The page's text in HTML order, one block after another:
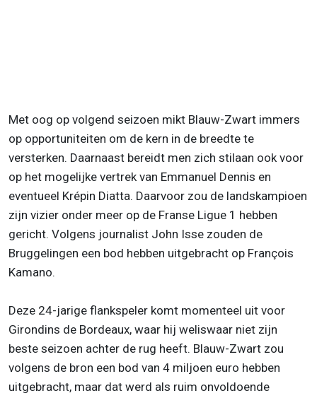
Met oog op volgend seizoen mikt Blauw-Zwart immers
op opportuniteiten om de kern in de breedte te
versterken. Daarnaast bereidt men zich stilaan ook voor
op het mogelijke vertrek van Emmanuel Dennis en
eventueel Krépin Diatta. Daarvoor zou de landskampioen
zijn vizier onder meer op de Franse Ligue 1 hebben
gericht. Volgens journalist John Isse zouden de
Bruggelingen een bod hebben uitgebracht op François
Kamano.
Deze 24-jarige flankspeler komt momenteel uit voor
Girondins de Bordeaux, waar hij weliswaar niet zijn
beste seizoen achter de rug heeft. Blauw-Zwart zou
volgens de bron een bod van 4 miljoen euro hebben
uitgebracht, maar dat werd als ruim onvoldoende